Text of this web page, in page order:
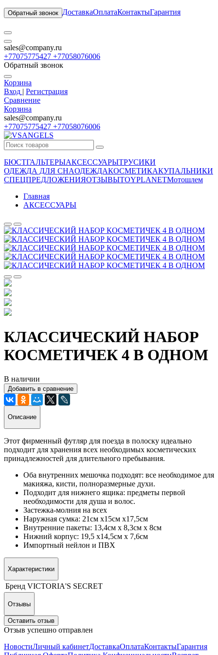
Обратный звонок ДоставкаОплатаКонтактыГарантия
sales@company.ru
+77075775427 +77058076006
Обратный звонок
Корзина
Вход | Регистрация
Сравнение
Корзина
sales@company.ru
+77075775427 +77058076006
БЮСТГАЛЬТЕРЫАКСЕССУАРЫТРУСИКИ
ОДЕЖДА ДЛЯ СНАОДЕЖДАКОСМЕТИКАКУПАЛЬНИКИ
СПЕЦПРЕДЛОЖЕНИЯОТЗЫВЫTOYPLANETМотошлем
Главная
АКСЕССУАРЫ
КЛАССИЧЕСКИЙ НАБОР
КОСМЕТИЧЕК 4 В ОДНОМ
В наличии
Добавить в сравнение
Описание
Этот фирменный футляр для поезда в полоску идеально
подходит для хранения всех необходимых косметических
принадлежностей для длительного пребывания.
Оба внутренних мешочка подходят: все необходимое для
макияжа, кисти, полноразмерные духи.
Подходит для нижнего ящика: предметы первой
необходимости для душа и волос.
Застежка-молния на всех
Наружная сумка: 21см x15см x17,5см
Внутренние пакеты: 13,4см x 8,3см x 8см
Нижний корпус: 19,5 x14,5см x 7,6см
Импортный нейлон и ПВХ
Характеристики
Бренд VICTORIA'S SECRET
Отзывы
Оставить отзыв
Отзыв успешно отправлен
НовостиЛичный кабинетДоставкаОплатаКонтактыГарантия